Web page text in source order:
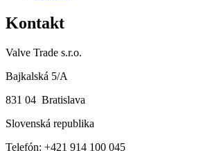
Kontakt
Valve Trade s.r.o.
Bajkalská 5/A
831 04 Bratislava
Slovenská republika
Telefón: +421 914 100 045